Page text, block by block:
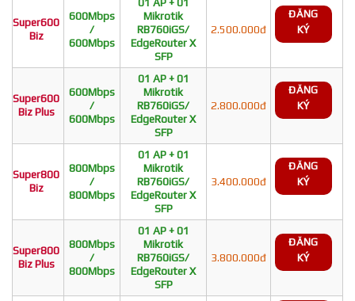
Super600
Biz
600Mbps
/
600Mbps
Mikrotik
RB760iGS/
EdgeRouter X
SFP
2.500.000đ
ĐĂNG
KÝ
Super600
Biz Plus
600Mbps
/
600Mbps
01 AP + 01
Mikrotik
RB760iGS/
EdgeRouter X
SFP
2.800.000đ
ĐĂNG
KÝ
Super800
Biz
800Mbps
/
800Mbps
01 AP + 01
Mikrotik
RB760iGS/
EdgeRouter X
SFP
3.400.000đ
ĐĂNG
KÝ
Super800
Biz Plus
800Mbps
/
800Mbps
01 AP + 01
Mikrotik
RB760iGS/
EdgeRouter X
SFP
3.800.000đ
ĐĂNG
KÝ